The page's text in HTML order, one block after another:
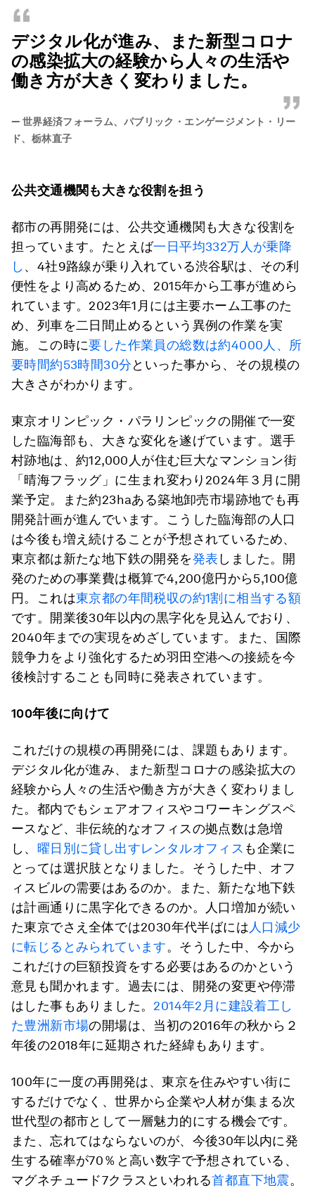
“
デジタル化が進み、また新型コロナ
の感染拡大の経験から人々の生活や
働き方が大きく変わりました。
”
— 世界経済フォーラム、パブリック・エンゲージメント・リー
ド、栃林直子
公共交通機関も大きな役割を担う
都市の再開発には、公共交通機関も大きな役割を
担っています。たとえば一日平均332万人が乗降
し 、4社9路線が乗り入れている渋谷駅は、その利
便性をより高めるため、2015年から工事が進めら
れています。2023年1月には主要ホーム工事のた
め、列車を二日間止めるという異例の作業を実
施。この時に要した作業員の総数は約4000人、所
要時間約53時間30分といった事から、その規模の
大きさがわかります。
東京オリンピック・パラリンピックの開催で一変
した臨海部も、大きな変化を遂げています。選手
村跡地は、約12,000人が住む巨大なマンション街
「晴海フラッグ」に生まれ変わり2024年３月に開
業予定。また約23haある築地卸売市場跡地でも再
開発計画が進んでいます。こうした臨海部の人口
は今後も増え続けることが予想されているため、
東京都は新たな地下鉄の開発を発表 しました。開
発のための事業費は概算で4,200億円から5,100億
円。これは東京都の年間税収の約1割に相当する額
です。開業後30年以内の黒字化を見込んでおり、
2040年までの実現をめざしています。また、国際
競争力をより強化するため羽田空港への接続を今
後検討することも同時に発表されています。
100年後に向けて
これだけの規模の再開発には、課題もあります。
デジタル化が進み、また新型コロナの感染拡大の
経験から人々の生活や働き方が大きく変わりまし
た。都内でもシェアオフィスやコワーキングスペ
ースなど、非伝統的なオフィスの拠点数は急増
し、 曜日別に貸し出すレンタルオフィス も企業に
とっては選択肢となりました。そうした中、オフ
ィスビルの需要はあるのか。また、新たな地下鉄
は計画通りに黒字化できるのか。人口増加が続い
た東京でさえ全体では2030年代半ばには 人口減少
に転じるとみられています。そうした中、今から
これだけの巨額投資をする必要はあるのかという
意見も聞かれます。過去には、開発の変更や停滞
はした事もありました。 2014年2月に建設着工し
た豊洲新市場の開場は、当初の2016年の秋から２
年後の2018年に延期された経緯もあります。
100年に一度の再開発は、東京を住みやすい街に
するだけでなく、世界から企業や人材が集まる次
世代型の都市として一層魅力的にする機会です。
また、忘れてはならないのが、今後30年以内に発
生する確率が70％と高い数字で予想されている、
マグネチュード7クラスといわれる首都直下地震。